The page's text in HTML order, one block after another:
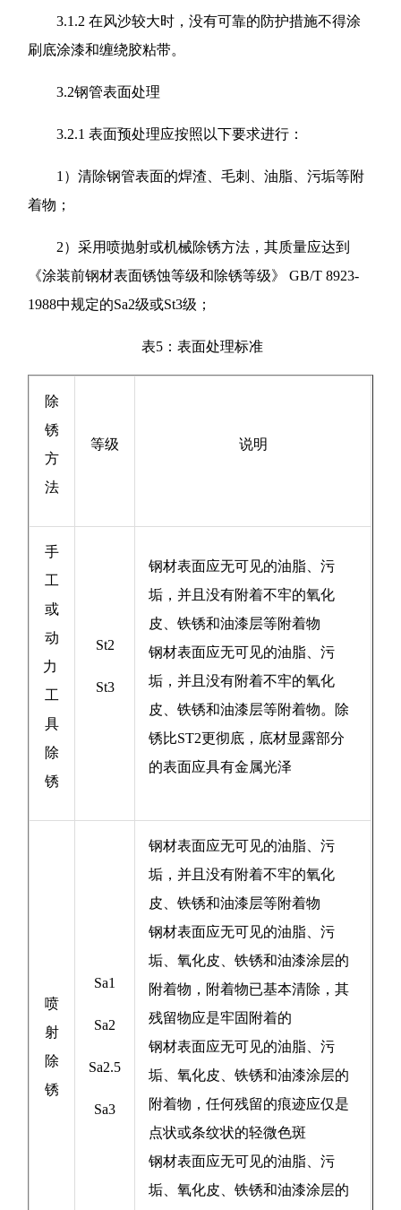
3.1.2 在风沙较大时，没有可靠的防护措施不得涂
刷底涂漆和缠绕胶粘带。
3.2钢管表面处理
3.2.1 表面预处理应按照以下要求进行：
1）清除钢管表面的焊渣、毛刺、油脂、污垢等附
着物；
2）采用喷抛射或机械除锈方法，其质量应达到
《涂装前钢材表面锈蚀等级和除锈等级》 GB/T 8923-
1988中规定的Sa2级或St3级；
表5：表面处理标准
除
锈
方
法
等级 说明
手
工
或
动
力
工
具
除
锈
St2
St3
钢材表面应无可见的油脂、污
垢，并且没有附着不牢的氧化
皮、铁锈和油漆层等附着物
钢材表面应无可见的油脂、污
垢，并且没有附着不牢的氧化
皮、铁锈和油漆层等附着物。除
锈比ST2更彻底，底材显露部分
的表面应具有金属光泽
喷
射
除
锈
Sa1
Sa2
Sa2.5
Sa3
钢材表面应无可见的油脂、污
垢，并且没有附着不牢的氧化
皮、铁锈和油漆层等附着物
钢材表面应无可见的油脂、污
垢、氧化皮、铁锈和油漆涂层的
附着物，附着物已基本清除，其
残留物应是牢固附着的
钢材表面应无可见的油脂、污
垢、氧化皮、铁锈和油漆涂层的
附着物，任何残留的痕迹应仅是
点状或条纹状的轻微色斑
钢材表面应无可见的油脂、污
垢、氧化皮、铁锈和油漆涂层的